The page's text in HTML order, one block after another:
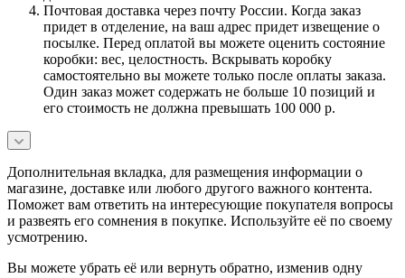
Почтовая доставка через почту России. Когда заказ
придет в отделение, на ваш адрес придет извещение о
посылке. Перед оплатой вы можете оценить состояние
коробки: вес, целостность. Вскрывать коробку
самостоятельно вы можете только после оплаты заказа.
Один заказ может содержать не больше 10 позиций и
его стоимость не должна превышать 100 000 р.
Дополнительная вкладка, для размещения информации о
магазине, доставке или любого другого важного контента.
Поможет вам ответить на интересующие покупателя вопросы
и развеять его сомнения в покупке. Используйте её по своему
усмотрению.
Вы можете убрать её или вернуть обратно, изменив одну